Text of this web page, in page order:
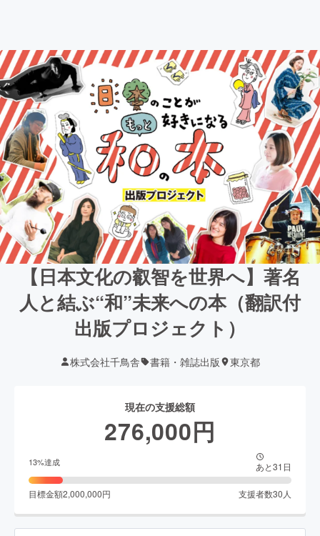
【日本文化の叡智を世界へ】著名
人と結ぶ“和”未来への本（翻訳付
出版プロジェクト）
株式会社千鳥舎 書籍・雑誌出版 東京都
現在の支援総額
276,000円
13%達成 あと31 日
目標金額2,000,000円 支援者数30 人